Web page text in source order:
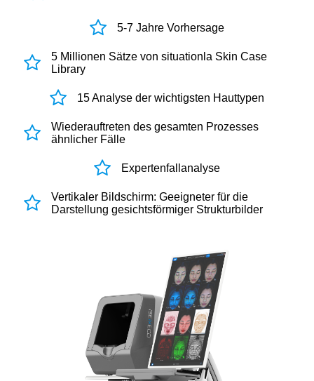
5-7 Jahre Vorhersage
5 Millionen Sätze von situationla Skin Case
Library
15 Analyse der wichtigsten Hauttypen
Wiederauftreten des gesamten Prozesses
ähnlicher Fälle
Expertenfallanalyse
Vertikaler Bildschirm: Geeigneter für die
Darstellung gesichtsförmiger Strukturbilder